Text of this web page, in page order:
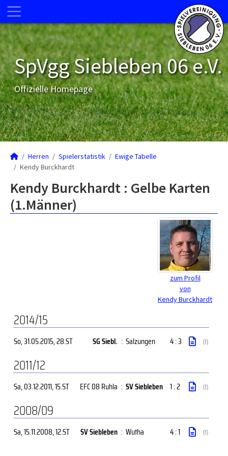
SpVgg Siebleben 06 e.V.
Offizielle Homepage
Herren Spielerstatistik
Ewige Tabelle
Kendy Burckhardt
Kendy Burckhardt : Gelbe Karten
(1.Männer)
zum Profil
von
Kendy Burckhardt
2014/15
So, 31.05.2015, 28.ST SG Siebl. : Salzungen 4 : 3 (1)
2011/12
Sa, 03.12.2011, 15.ST EFC 08 Ruhla : SV Siebleben 1 : 2 (1)
2008/09
Sa, 15.11.2008, 12.ST SV Siebleben : Wutha 4 : 1 (1)